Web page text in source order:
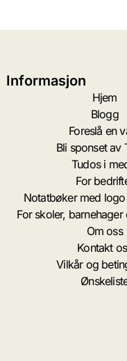
Informasjon
Hjem
Blogg
Foreslå en
Bli sponset av
Tudos i
For
Notatbøker med
For skoler,
Om oss
Kontakt
Vilkår og